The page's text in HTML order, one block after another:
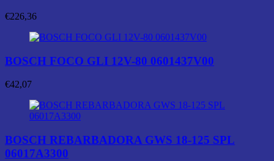
€226,36
BOSCH FOCO GLI 12V-80 0601437V00
€42,07
BOSCH REBARBADORA GWS 18-125 SPL
06017A3300